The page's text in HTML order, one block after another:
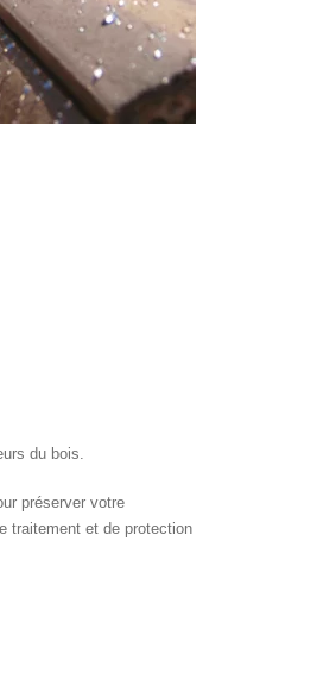
du bois.
préserver votre
traitement et de protection